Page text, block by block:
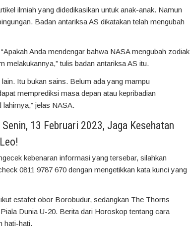
ilmiah yang didedikasikan untuk anak-anak. Namun
Badan antariksa AS dikatakan telah mengubah
Anda mendengar bahwa NASA mengubah zodiak
melakukannya,” tulis badan antariksa AS itu.
Itu bukan sains. Belum ada yang mampu
memprediksi masa depan atau kepribadian
jelas NASA.
13 Februari 2023, Jaga Kesehatan
kebenaran informasi yang tersebar, silahkan
0811 9787 670 dengan mengetikkan kata kunci yang
estafet obor Borobudur, sedangkan The Thorns
Dunia U-20. Berita dari Horoskop tentang cara
hati-hati.